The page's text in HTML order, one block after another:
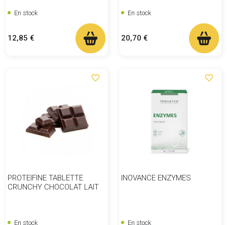
En stock
Prix
12,85 €
En stock
Prix
20,70 €
favorite_border
PROTEIFINE TABLETTE
CRUNCHY CHOCOLAT LAIT
En stock
favorite_border
INOVANCE ENZYMES
En stock